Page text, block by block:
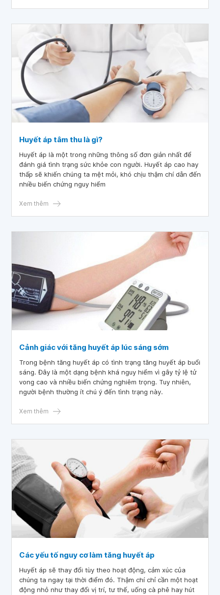
Huyết áp tâm thu là gì?
Huyết áp là một trong những thông số đơn giản nhất để
đánh giá tình trạng sức khỏe con người. Huyết áp cao hay
thấp sẽ khiến chúng ta mệt mỏi, khó chịu thậm chí dẫn đến
nhiều biến chứng nguy hiểm
Xem thêm
Cảnh giác với tăng huyết áp lúc sáng sớm
Trong bệnh tăng huyết áp có tình trạng tăng huyết áp buổi
sáng. Đây là một dạng bệnh khá nguy hiểm vì gây tỷ lệ tử
vong cao và nhiều biến chứng nghiêm trọng. Tuy nhiên,
người bệnh thường ít chú ý đến tình trạng này.
Xem thêm
Các yếu tố nguy cơ làm tăng huyết áp
Huyết áp sẽ thay đổi tùy theo hoạt động, cảm xúc của
chúng ta ngay tại thời điểm đó. Thậm chí chỉ cần một hoạt
động nhỏ như thay đổi vị trí, tư thế, uống cà phê hay hút